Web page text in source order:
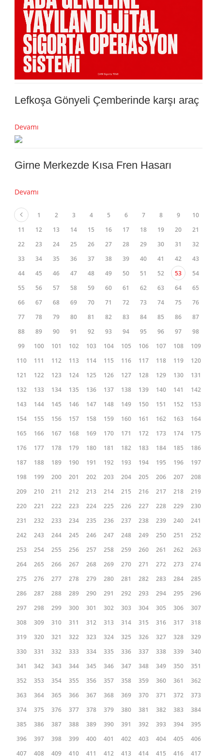
Lefkoşa Gönyeli Çemberinde karşı araç
Devamı
Girne Merkezde Kısa Fren Hasarı
Devamı
1 2 3 4 5 6 7 8 9
10
11
12 13 14 15 16 17 18 19 20
21
22
23 24 25 26 27 28 29 30 31
32
33
34 35 36 37 38 39 40 41 42
43
44
45 46 47 48 49 50 51 52 53
54
55
56 57 58 59 60 61 62 63 64
65
66
67 68 69 70 71 72 73 74 75
76
77
78 79 80 81 82 83 84 85 86
87
88
89 90 91 92 93 94 95 96 97
98
99
100 101 102 103 104 105 106 107 108
109
110
111 112 113 114 115 116 117 118 119
120
121
122 123 124 125 126 127 128 129 130
131
132
133 134 135 136 137 138 139 140 141
142
143
144 145 146 147 148 149 150 151 152
153
154
155 156 157 158 159 160 161 162 163
164
165
166 167 168 169 170 171 172 173 174
175
176
177 178 179 180 181 182 183 184 185
186
187
188 189 190 191 192 193 194 195 196
197
198
199 200 201 202 203 204 205 206 207
208
209
210 211 212 213 214 215 216 217 218
219
220
221 222 223 224 225 226 227 228 229
230
231
232 233 234 235 236 237 238 239 240
241
242
243 244 245 246 247 248 249 250 251
252
253
254 255 256 257 258 259 260 261 262
263
264
265 266 267 268 269 270 271 272 273
274
275
276 277 278 279 280 281 282 283 284
285
286
287 288 289 290 291 292 293 294 295
296
297
298 299 300 301 302 303 304 305 306
307
308
309 310 311 312 313 314 315 316 317
318
319
320 321 322 323 324 325 326 327 328
329
330
331 332 333 334 335 336 337 338 339
340
341
342 343 344 345 346 347 348 349 350
351
352
353 354 355 356 357 358 359 360 361
362
363
364 365 366 367 368 369 370 371 372
373
374
375 376 377 378 379 380 381 382 383
384
385
386 387 388 389 390 391 392 393 394
395
396
397 398 399 400 401 402 403 404 405
406
407
408 409 410 411 412 413 414 415 416 417